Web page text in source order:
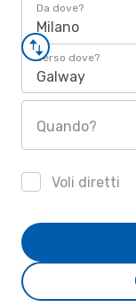
Da dove?
Milano
Verso dove?
Galway
Quando?
Voli diretti